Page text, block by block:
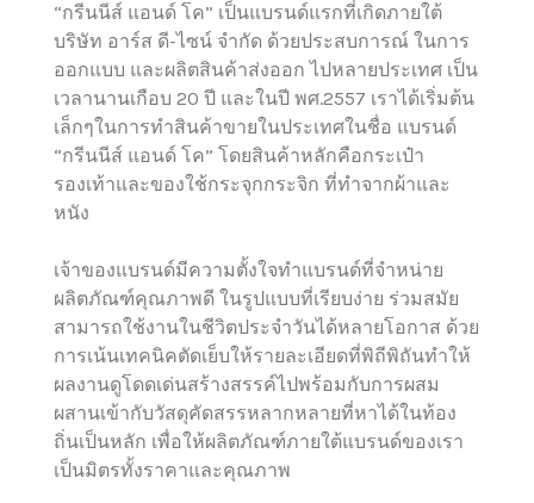
“กรีนนีส์ แอนด์ โค” เป็นแบรนด์แรกที่เกิดภายใต้
บริษัท อาร์ส ดี-ไซน์ จำกัด ด้วยประสบการณ์ ในการ
ออกแบบ และผลิตสินค้าส่งออก ไปหลายประเทศ เป็น
เวลานานเกือบ 20 ปี และในปี พศ.2557 เราได้เริ่มต้น
เล็กๆในการทำสินค้าขายในประเทศในชื่อ แบรนด์
“กรีนนีส์ แอนด์ โค” โดยสินค้าหลักคือกระเป๋า
รองเท้าและของใช้กระจุกกระจิก ที่ทำจากผ้าและ
หนัง
เจ้าของแบรนด์มีความตั้งใจทำแบรนด์ที่จำหน่าย
ผลิตภัณฑ์คุณภาพดี ในรูปแบบที่เรียบง่าย ร่วมสมัย
สามารถใช้งานในชีวิตประจำวันได้หลายโอกาส ด้วย
การเน้นเทคนิคตัดเย็บให้รายละเอียดที่พิถีพิถันทำให้
ผลงานดูโดดเด่นสร้างสรรค์ไปพร้อมกับการผสม
ผสานเข้ากับวัสดุคัดสรรหลากหลายที่หาได้ในท้อง
ถิ่นเป็นหลัก เพื่อให้ผลิตภัณฑ์ภายใต้แบรนด์ของเรา
เป็นมิตรทั้งราคาและคุณภาพ